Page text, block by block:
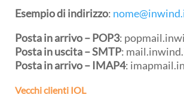
Esempio di indirizzo:
Posta in arrivo –POP3:
Posta in uscita –SMTP:
Posta in arrivo – IMAP4:
Vecchi clienti IOL